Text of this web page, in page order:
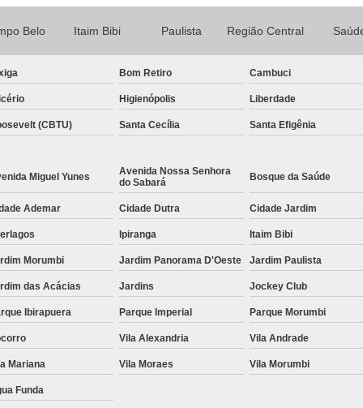
Belo Itaim Bibi Paulista Região Central
Bom Retiro Cambuci
Higienópolis Liberdade
(CBTU) Santa Cecília Santa Efigênia
Miguel Yunes
Avenida Nossa Senhora
do Sabará
Bosque da Saúde
Ademar Cidade Dutra Cidade Jardim
Ipiranga Itaim Bibi
Morumbi Jardim Panorama D'Oeste Jardim Paulista
das Acácias Jardins Jockey Club
Ibirapuera Parque Imperial Parque Morumbi
Vila Alexandria Vila Andrade
Mariana Vila Moraes Vila Morumbi
Funda